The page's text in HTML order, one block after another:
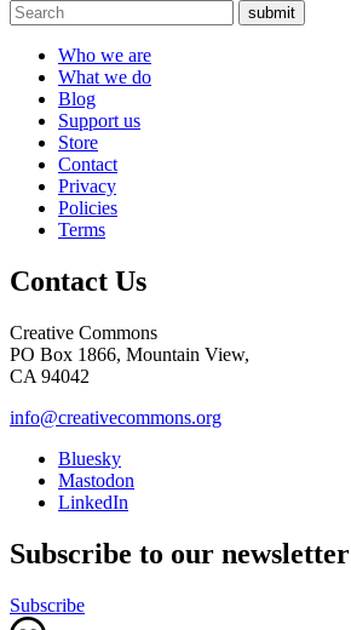
submit
Who we are
What we do
Blog
Support us
Store
Contact
Privacy
Policies
Terms
Contact Us
Creative Commons
PO Box 1866, Mountain View,
CA 94042
info@creativecommons.org
Bluesky
Mastodon
LinkedIn
Subscribe to our newsletter
Subscribe